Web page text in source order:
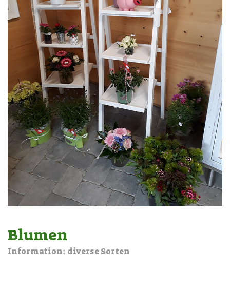
Blumen
Information: diverse Sorten